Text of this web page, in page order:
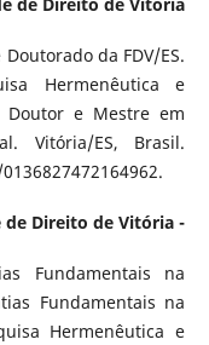
da FDV/ES.
Hermenêutica e
Doutor e Mestre em
Vitória/ES, Brasil.
de Direito de Vitória -
Fundamentais na
Fundamentais na
Hermenêutica e